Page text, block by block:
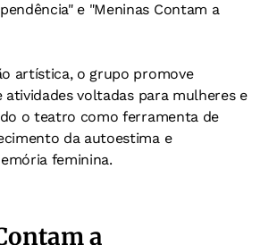
e "Meninas Contam a
artística, o grupo promove
atividades voltadas para mulheres e
o teatro como ferramenta de
da autoestima e
feminina.
a